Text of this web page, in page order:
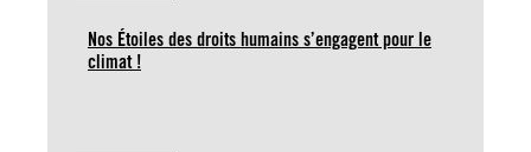
Nos Étoiles des droits humains s’engagent pour le
climat !